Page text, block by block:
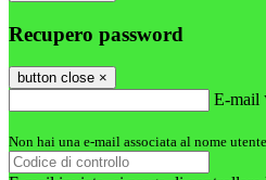
Recupero password
button close ×
E-mail
Non hai una e-mail associata al nome